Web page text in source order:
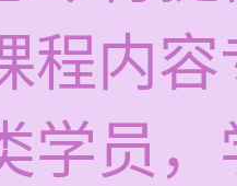
程内
学员